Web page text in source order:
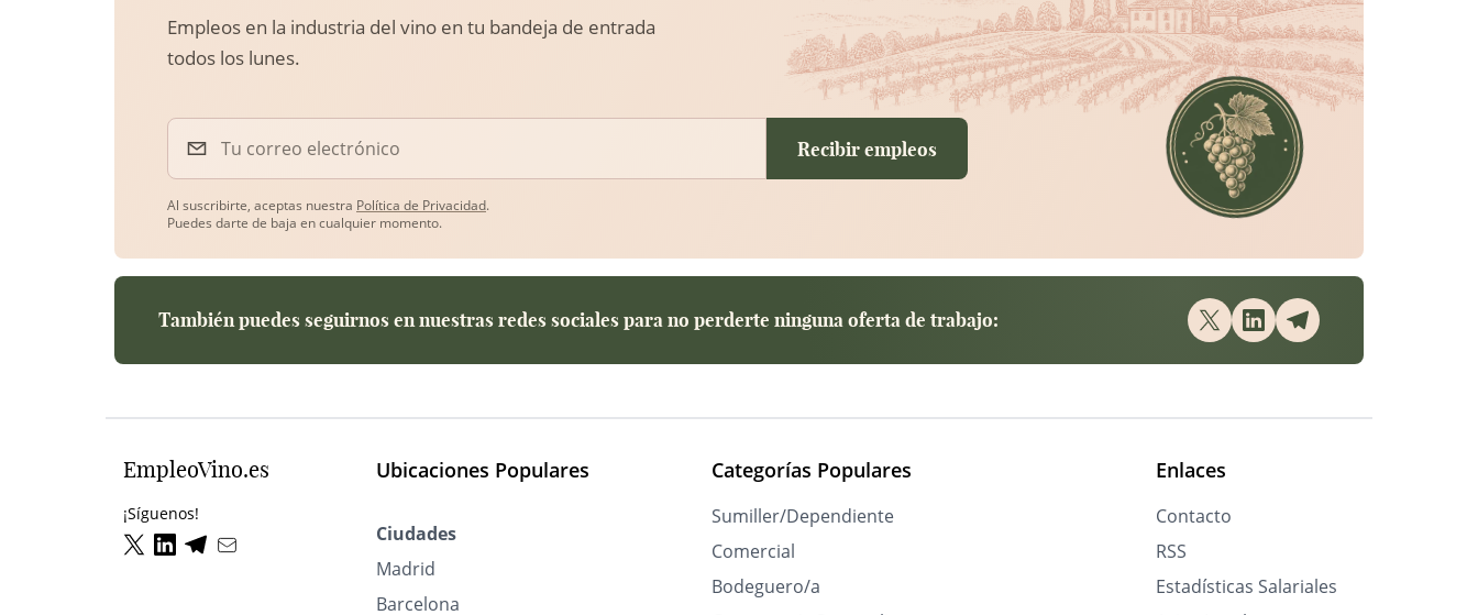
Empleos en la industria del vino en tu bandeja de entrada
todos los lunes.
Tu correo electrónico Recibir empleos
Al suscribirte, aceptas nuestra Política de Privacidad.
Puedes darte de baja en cualquier momento.
También puedes seguirnos en nuestras redes sociales para no perderte ninguna oferta de trabajo:
EmpleoVino.es
¡Síguenos!
Ubicaciones Populares
Ciudades
Madrid
Barcelona
Categorías Populares
Sumiller/Dependiente
Comercial
Bodeguero/a
Enlaces
Contacto
RSS
Estadísticas Salariales